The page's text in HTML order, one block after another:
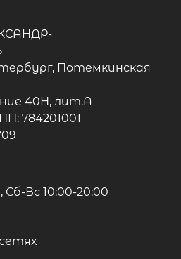
Потемкинская
40Н, лит.А
784201001
Вс 10:00-20:00